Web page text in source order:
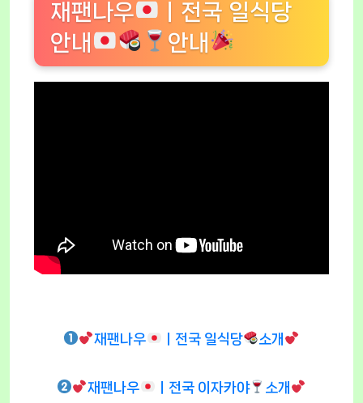
재팬나우
ㅣ전국 일식당
안내
안내
재팬나우 ㅣ전국 일식당 소개
재팬나우 ㅣ전국 이자카야 소개